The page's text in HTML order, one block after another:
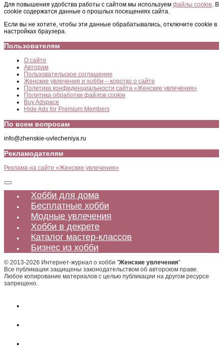
Для повышения удобства работы с сайтом мы используем файлы cookie . В
cookie содержатся данные о прошлых посещениях сайта.
Если вы не хотите, чтобы эти данные обрабатывались, отключите cookie в
настройках браузера.
Пользователям
О сайте
Авторам
Пользовательское соглашение
Женские увлечения и хобби – коротко о сайте
Политика конфиденциальности сайта «Женские увлечения»
Политика обработки файлов cookie
Buy Adspace
Hide Ads for Premium Members
По всем вопросам
info@zhenskie-uvlecheniya.ru
Рекламодателям
Реклама на сайте «Женские увлечения»
Хобби для дома
Бесплатные хобби
Модные увлечения
Хобби в декрете
Каталог мастер-классов
Бизнес из хобби
© 2013-2026 Интернет-журнал о хобби "Женские увлечения"
Все публикации защищены законодательством об авторском праве.
Любое копирование материалов с целью публикации на другом ресурсе
запрещено.